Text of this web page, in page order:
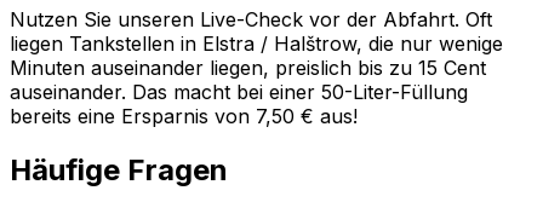
Nutzen Sie unseren Live-Check vor der Abfahrt. Oft
liegen Tankstellen in Elstra / Halštrow, die nur wenige
Minuten auseinander liegen, preislich bis zu 15 Cent
auseinander. Das macht bei einer 50-Liter-Füllung
bereits eine Ersparnis von 7,50 € aus!
Häufige Fragen